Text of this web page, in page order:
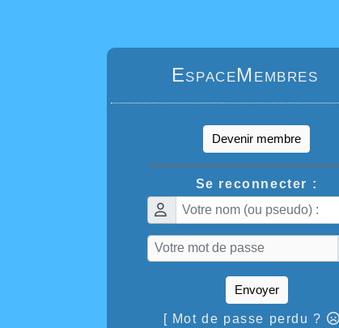
EspaceMembres
Devenir membre
Se reconnecter :
Envoyer
[ Mot de passe perdu ?